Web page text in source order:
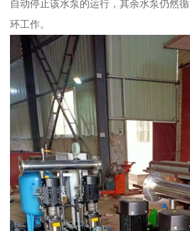
自动停止该水泵的运行，其余水泵仍然循
环工作。